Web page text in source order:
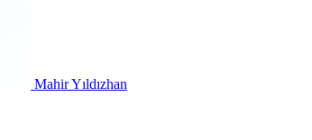
Mahir Yıldızhan